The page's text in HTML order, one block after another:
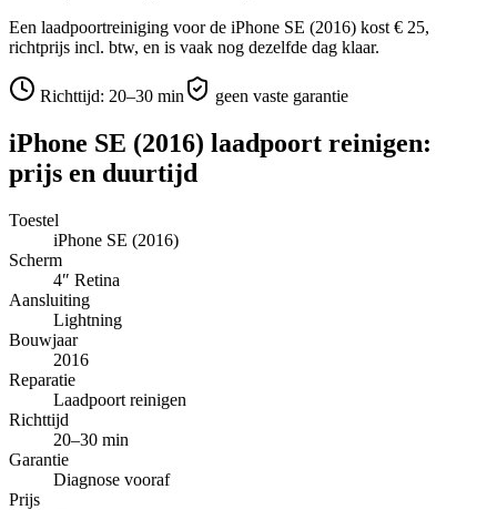
Een laadpoortreiniging voor de iPhone SE (2016) kost € 25,
richtprijs incl. btw, en is vaak nog dezelfde dag klaar.
Richttijd: 20–30 min geen vaste garantie
iPhone SE (2016) laadpoort reinigen:
prijs en duurtijd
Toestel
iPhone SE (2016)
Scherm
4″ Retina
Aansluiting
Lightning
Bouwjaar
2016
Reparatie
Laadpoort reinigen
Richttijd
20–30 min
Garantie
Diagnose vooraf
Prijs